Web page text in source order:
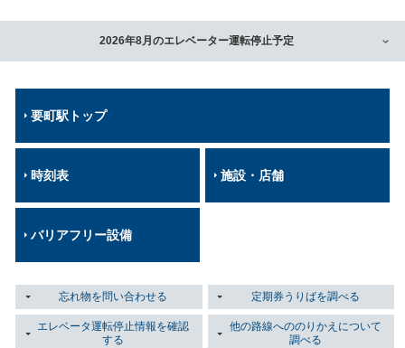
2026年8月のエレベーター運転停止予定
要町駅トップ
時刻表 施設・店舗
バリアフリー設備
忘れ物を問い合わせる 定期券うりばを調べる
エレベータ運転停止情報を確認
する
他の路線へののりかえについて
調べる